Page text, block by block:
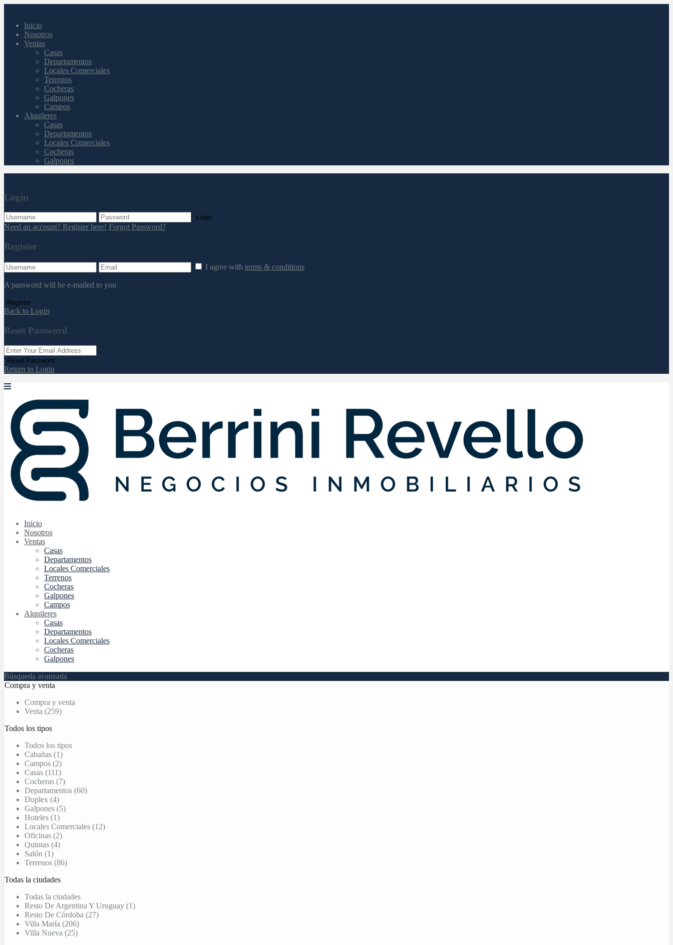
Inicio
Nosotros
Ventas
Casas
Departamentos
Locales Comerciales
Terrenos
Cocheras
Galpones
Campos
Alquileres
Casas
Departamentos
Locales Comerciales
Cocheras
Galpones
Login
Login
Need an account? Register here! Forgot Password?
Register
I agree with terms & conditions
A password will be e-mailed to you
Register
Back to Login
Reset Password
Reset Password
Return to Login
Inicio
Nosotros
Ventas
Casas
Departamentos
Locales Comerciales
Terrenos
Cocheras
Galpones
Campos
Alquileres
Casas
Departamentos
Locales Comerciales
Cocheras
Galpones
Búsqueda avanzada
Compra y venta
Compra y venta
Venta (259)
Todos los tipos
Todos los tipos
Cabañas (1)
Campos (2)
Casas (111)
Cocheras (7)
Departamentos (60)
Duplex (4)
Galpones (5)
Hoteles (1)
Locales Comerciales (12)
Oficinas (2)
Quintas (4)
Salón (1)
Terrenos (86)
Todas la ciudades
Todas la ciudades
Resto De Argentina Y Uruguay (1)
Resto De Córdoba (27)
Villa María (206)
Villa Nueva (25)